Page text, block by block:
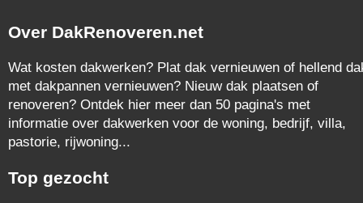
Over DakRenoveren.net
Wat kosten dakwerken? Plat dak vernieuwen of hellend
met dakpannen vernieuwen? Nieuw dak plaatsen of
renoveren? Ontdek hier meer dan 50 pagina's met
informatie over dakwerken voor de woning, bedrijf, villa,
pastorie, rijwoning...
Top gezocht